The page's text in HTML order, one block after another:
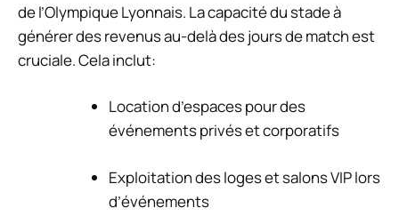
de l’Olympique Lyonnais. La capacité du stade à
générer des revenus au-delà des jours de match est
cruciale. Cela inclut:
Location d’espaces pour des
événements privés et corporatifs
Exploitation des loges et salons VIP lors
d’événements